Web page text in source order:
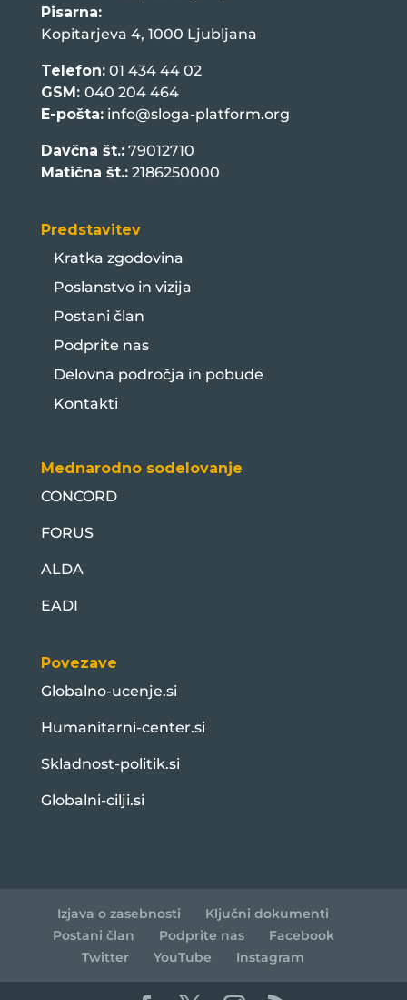
Pisarna:
Kopitarjeva 4, 1000 Ljubljana
Telefon:01 434 44 02
GSM: 040 204 464
E-pošta: info@sloga-platform.org
Davčna št.:79012710
Matična št.:2186250000
Predstavitev
Kratka zgodovina
Poslanstvo in vizija
Postani član
Podprite nas
Delovna področja in pobude
Kontakti
Mednarodno sodelovanje
CONCORD
FORUS
ALDA
EADI
Povezave
Globalno-ucenje.si
Humanitarni-center.si
Skladnost-politik.si
Globalni-cilji.si
Izjava o zasebnosti
Ključni dokumenti
Postani član
Podprite nas
Facebook
Twitter
YouTube Instagram